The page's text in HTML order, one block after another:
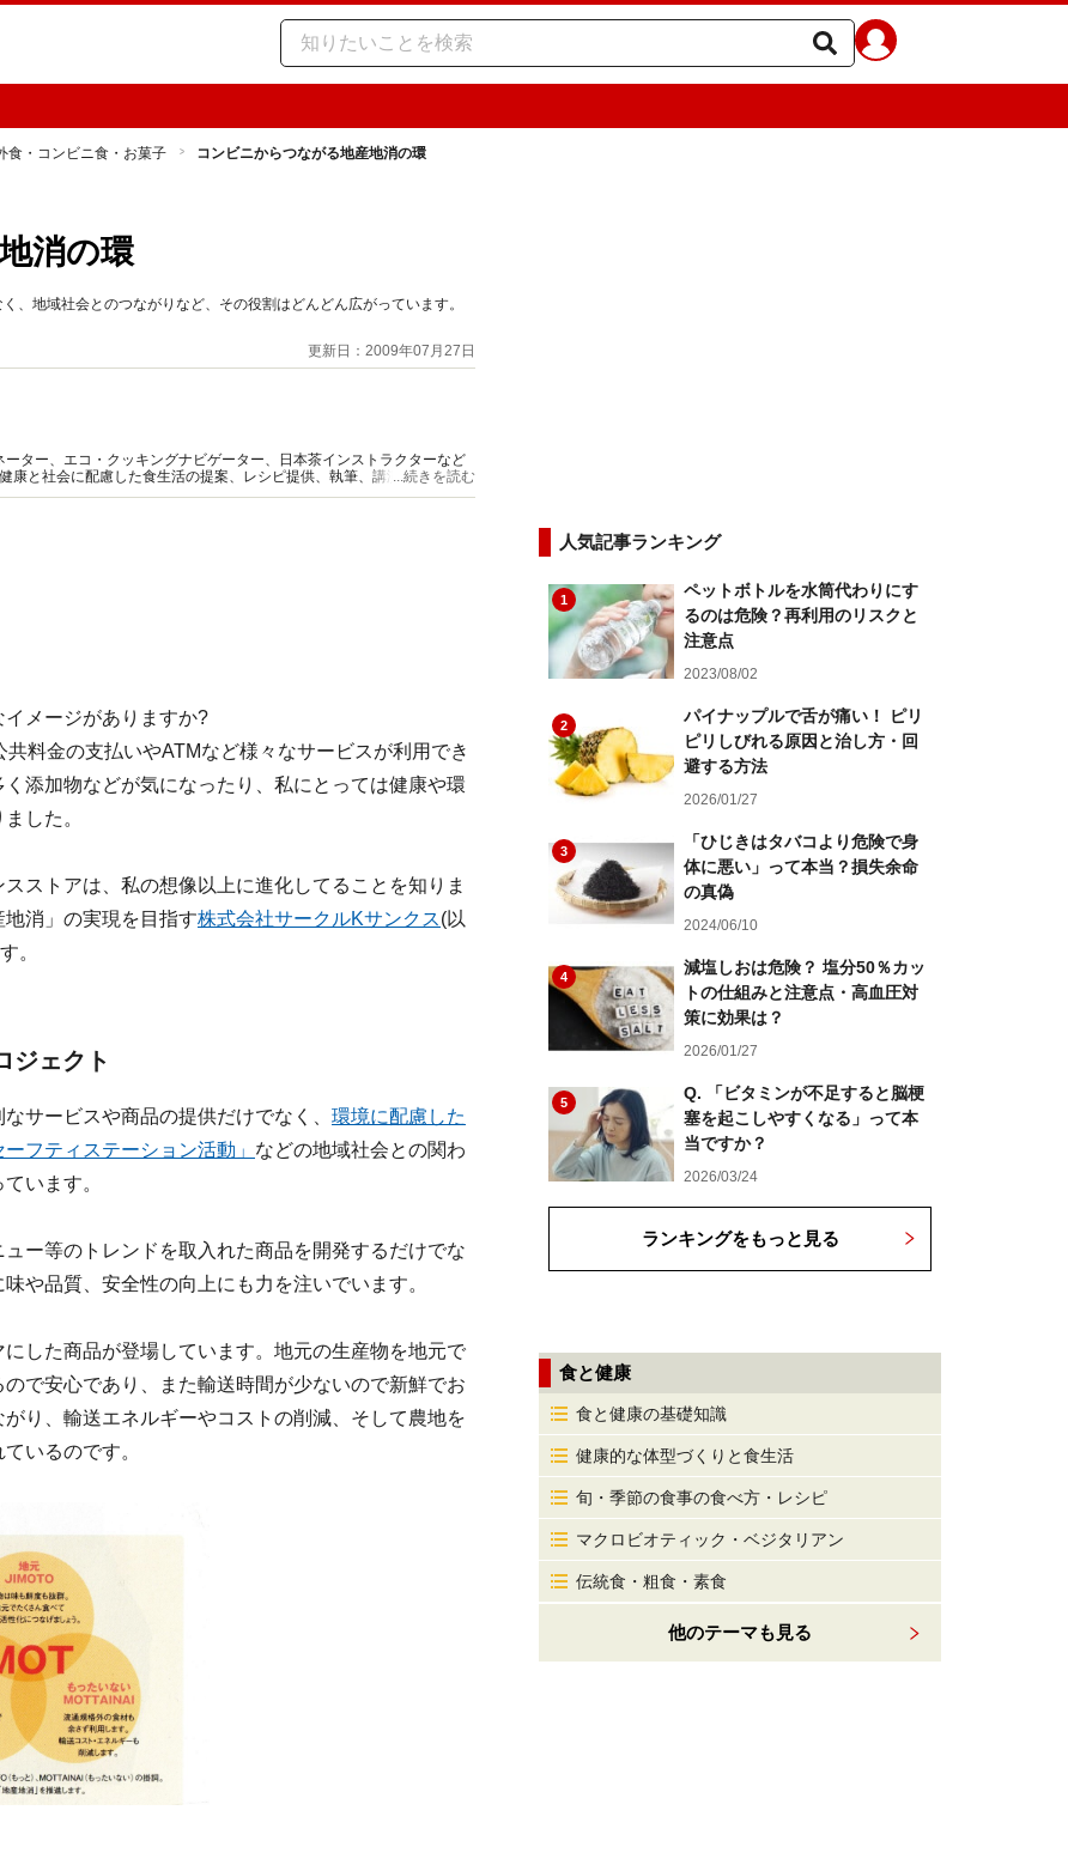
食・コンビニ食・お菓子 コンビニからつながる地産地消の環
消の環
、地域社会とのつながりなど、その役割はどんどん広がっています。
更新日：2009年07月27日
ター、エコ・クッキングナビゲーター、日本茶インストラクターなど
康と社会に配慮した食生活の提案、レシピ提供、執筆、講演等を中心に
情報を発信していきます。
...続きを読む
メージがありますか?
料金の支払いやATMなど様々なサービスが利用でき
添加物などが気になったり、私にとっては健康や環
した。
ストアは、私の想像以上に進化してることを知りま
消」の実現を目指す株式会社サークルKサンクス(以
。
ジェクト
サービスや商品の提供だけでなく、 環境に配慮した
ーフティステーション活動」 などの地域社会との関わ
います。
ー等のトレンドを取入れた商品を開発するだけでな
や品質、安全性の向上にも力を注いでいます。
した商品が登場しています。地元の生産物を地元で
で安心であり、また輸送時間が少ないので新鮮でお
り、輸送エネルギーやコストの削減、そして農地を
いるのです。
人気記事ランキング
1
ペットボトルを水筒代わりにす
るのは危険？再利用のリスクと
注意点
2023/08/02
2
パイナップルで舌が痛い！ ピリ
ピリしびれる原因と治し方・回
避する方法
2026/01/27
3
「ひじきはタバコより危険で身
体に悪い」って本当？損失余命
の真偽
2024/06/10
4
減塩しおは危険？ 塩分50％カッ
トの仕組みと注意点・高血圧対
策に効果は？
2026/01/27
5
Q. 「ビタミンが不足すると脳梗
塞を起こしやすくなる」って本
当ですか？
2026/03/24
ランキングをもっと見る
食と健康
食と健康の基礎知識
健康的な体型づくりと食生活
旬・季節の食事の食べ方・レシピ
マクロビオティック・ベジタリアン
伝統食・粗食・素食
他のテーマも見る